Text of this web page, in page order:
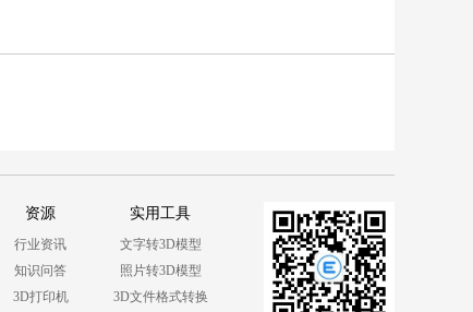
资源
行业资讯
知识问答
3D打印机
实用工具
文字转3D模型
照片转3D模型
3D文件格式转换